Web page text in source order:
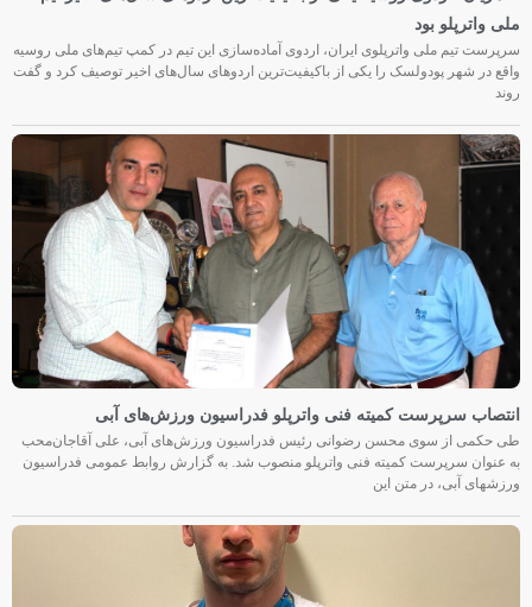
ملی واترپلو بود
سرپرست تیم ملی واترپلوی ایران، اردوی آماده‌سازی این تیم در کمپ تیم‌های ملی روسیه
واقع در شهر پودولسک را یکی از باکیفیت‌ترین اردوهای سال‌های اخیر توصیف کرد و گفت
روند
انتصاب سرپرست کمیته فنی واترپلو فدراسیون ورزش‌های آبی
طی حکمی از سوی محسن رضوانی رئیس فدراسیون ورزش‌های آبی، علی آقاجان‌محب
به عنوان سرپرست کمیته فنی واترپلو منصوب شد. به گزارش روابط عمومی فدراسیون
ورزشهای آبی، در متن این